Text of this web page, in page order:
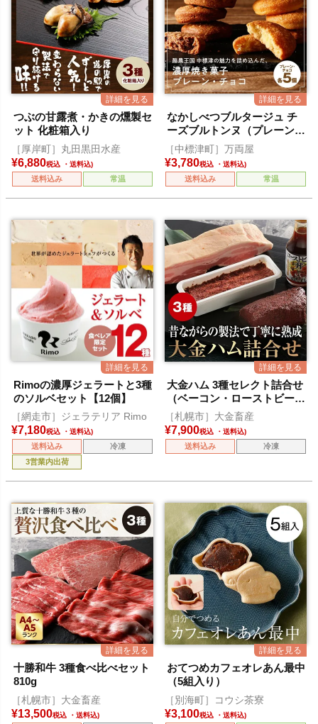
つぶの甘露煮・かきの燻製セ
ット 化粧箱入り
［厚岸町］丸田黒田水産
¥6,880税込
送料込み 常温
なかしべつブルタージュ チ
ーズブルトンヌ（プレーン・
チョコ）各5個入
［中標津町］万両屋
¥3,780税込
送料込み 常温
Rimoの濃厚ジェラートと3種
のソルベセット【12個】
［網走市］ジェラテリア Rimo
¥7,180税込
送料込み
冷凍
3営業内出荷
大金ハム 3種セレクト詰合せ
（ベーコン・ローストビー
フ・コンビーフ）
［札幌市］大金畜産
¥7,900税込
送料込み 冷凍
十勝和牛 3種食べ比べセット
810g
［札幌市］大金畜産
¥13,500税込
おてつめカフェオレあん最中
（5組入り）
［別海町］コウシ茶寮
¥3,100税込